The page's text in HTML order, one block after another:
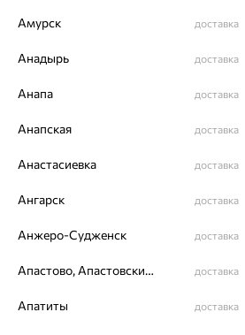
Гарантия и возврат
64% 70%
Амурск доставка
Анадырь доставка
Анапа доставка
Анапская доставка
Анастасиевка доставка
Ангарск доставка
Анжеро-Судженск доставка
Апастово, Апастовский район доставка
Апатиты доставка